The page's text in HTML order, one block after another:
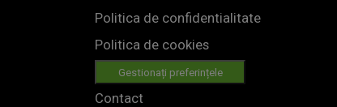
Politica de confidentialitate
Politica de cookies
Gestionați preferințele
Contact